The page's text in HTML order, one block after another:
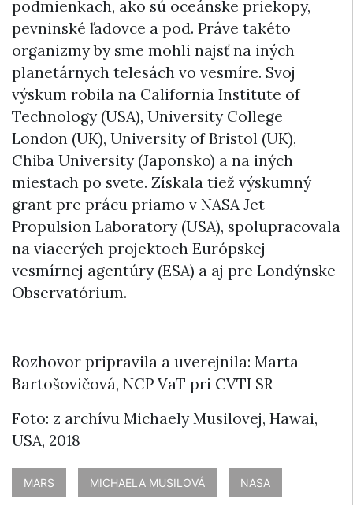
podmienkach, ako sú oceánske priekopy,
pevninské ľadovce a pod. Práve takéto
organizmy by sme mohli najsť na iných
planetárnych telesách vo vesmíre. Svoj
výskum robila na California Institute of
Technology (USA), University College
London (UK), University of Bristol (UK),
Chiba University (Japonsko) a na iných
miestach po svete. Získala tiež výskumný
grant pre prácu priamo v NASA Jet
Propulsion Laboratory (USA), spolupracovala
na viacerých projektoch Európskej
vesmírnej agentúry (ESA) a aj pre Londýnske
Observatórium.
Rozhovor pripravila a uverejnila: Marta
Bartošovičová, NCP VaT pri CVTI SR
Foto: z archívu Michaely Musilovej, Hawai,
USA, 2018
MARS MICHAELA MUSILOVÁ NASA